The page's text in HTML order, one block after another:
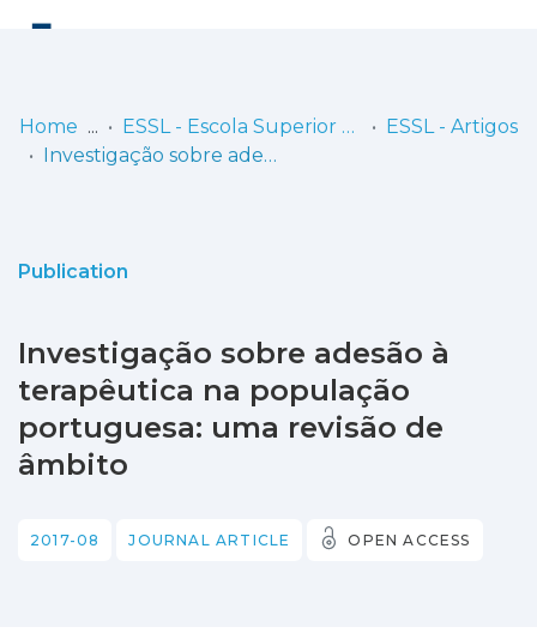
Statistics
Home ESSL - Escola Superior de Saúde de Lisboa
ESSL - Artigos
Investigação sobre adesão à terapêutica na população portuguesa: uma revisão de âmbito
Publication
Investigação sobre adesão à
terapêutica na população
portuguesa: uma revisão de
âmbito
2017-08 JOURNAL ARTICLE OPEN ACCESS